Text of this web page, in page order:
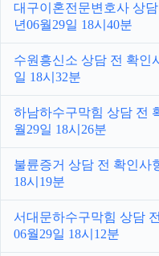
대구이혼전문변호사 상
년06월29일 18시40분
수원흥신소 상담 전 확인
일 18시32분
하남하수구막힘 상담 전
월29일 18시26분
불륜증거 상담 전 확인사
18시19분
서대문하수구막힘 상담
06월29일 18시12분